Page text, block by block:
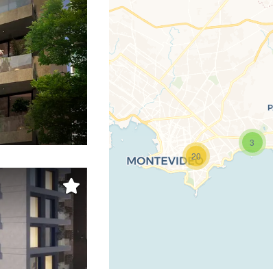
3
20